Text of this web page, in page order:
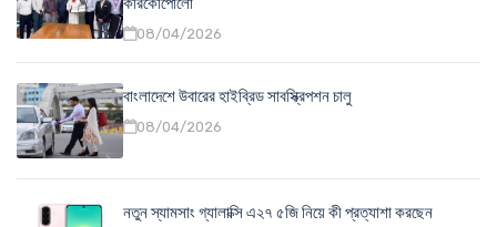
08/04/2026
বাংলাদেশে উবারের হাইব্রিড সাবস্ক্রিপশন চালু
08/04/2026
নতুন স্যামসাং গ্যালাক্সি এ২৭ ৫জি নিয়ে কী প্রত্যাশা করছেন